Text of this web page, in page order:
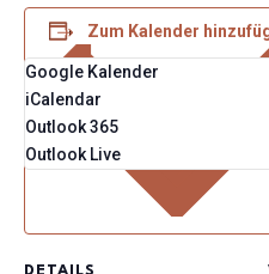
Zum Kalender
Google Kalender
iCalendar
Outlook 365
Outlook Live